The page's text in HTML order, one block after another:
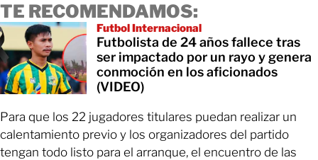
TE RECOMENDAMOS:
Futbol Internacional
Futbolista de 24 años fallece tras
ser impactado por un rayo y genera
conmoción en los aficionados
(VIDEO)
Para que los 22 jugadores titulares puedan realizar un
calentamiento previo y los organizadores del partido
tengan todo listo para el arranque, el encuentro de las